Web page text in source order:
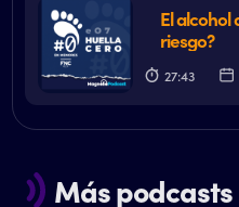
El alcohol
riesgo?
27:43
Más podcasts